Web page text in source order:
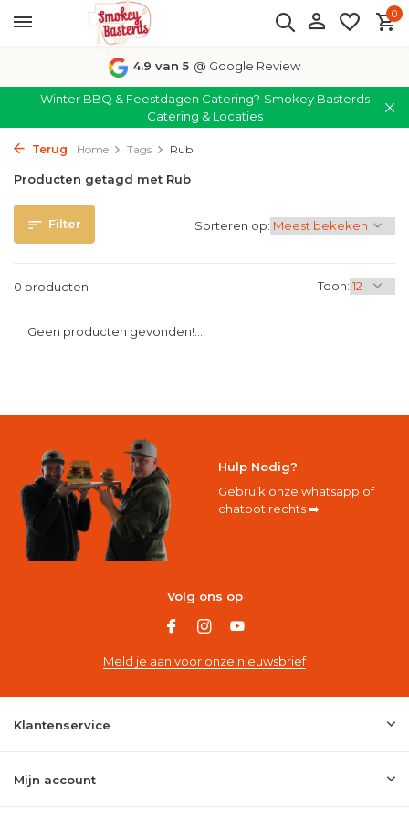
0
4.9 van 5 @ Google Review
Winter BBQ & Feestdagen Catering? Smokey Basterds
Catering & Locaties
Terug Home Tags Rub
Producten getagd met Rub
Filter
0 producten Toon:
Sorteren op:
Geen producten gevonden!...
Hulp Nodig?
Gebruik onze whatsapp of
chatbot rechts ➡️
Volg ons op
Meld je aan voor onze nieuwsbrief
Klantenservice
Mijn account